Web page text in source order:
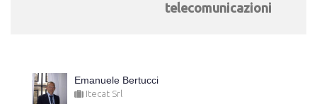
telecomunicazioni
Emanuele Bertucci
Itecat Srl